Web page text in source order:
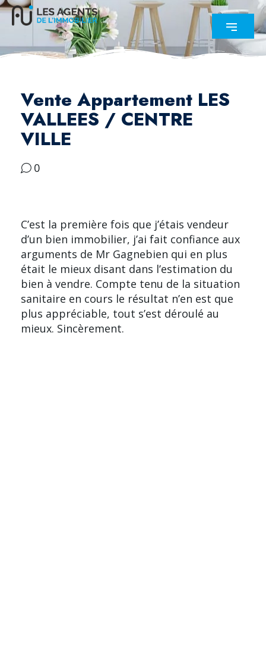
Vente Appartement LES
VALLEES / CENTRE
VILLE
0
C’est la première fois que j’étais vendeur
d’un bien immobilier, j’ai fait confiance aux
arguments de Mr Gagnebien qui en plus
était le mieux disant dans l’estimation du
bien à vendre. Compte tenu de la situation
sanitaire en cours le résultat n’en est que
plus appréciable, tout s’est déroulé au
mieux. Sincèrement.